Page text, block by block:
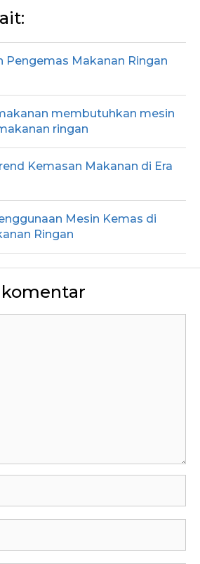
Pengemas Makanan Ringan
membutuhkan mesin
ringan
Kemasan Makanan di Era
Mesin Kemas di
Ringan